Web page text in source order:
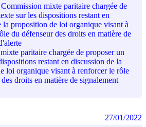
mixte paritaire chargée de
sur les dispositions restant en
la proposition de loi organique visant à
du défenseur des droits en matière de
paritaire chargée de proposer un
restant en discussion de la
loi organique visant à renforcer le rôle
droits en matière de signalement
27/01/2022